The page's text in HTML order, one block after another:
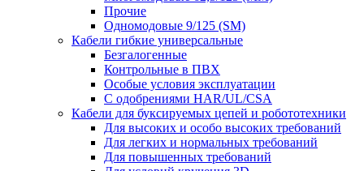
Прочие
Одномодовые 9/125 (SM)
Кабели гибкие универсальные
Безгалогенные
Контрольные в ПВХ
Особые условия эксплуатации
С одобрениями HAR/UL/CSA
Кабели для буксируемых цепей и робототехники
Для высоких и особо высоких требований
Для легких и нормальных требований
Для повышенных требований